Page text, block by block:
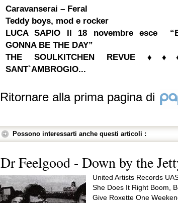
Caravanserai – Feral
Teddy boys, mod e rocker
LUCA SAPIO Il 18 novembre esce
GONNA BE THE DAY”
THE SOULKITCHEN REVUE
SANT`AMBROGIO...
Ritornare alla prima pagina di
Possono interessarti anche questi articoli :
Dr Feelgood - Down by the
United Artists Records
She Does It Right Boom,
Give Roxette One